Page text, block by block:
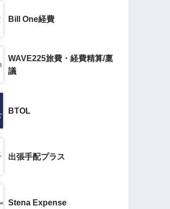
Bill One経費
WAVE225旅費・経費精算/稟
議
BTOL
出張手配プラス
Stena Expense